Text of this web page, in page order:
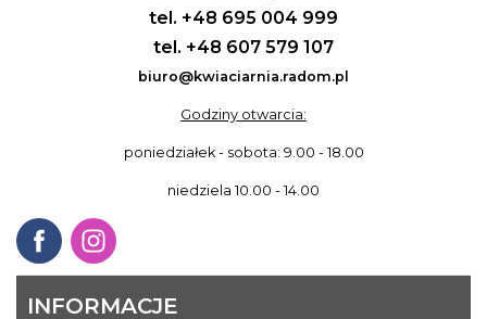
INFORMACJE
tel. +48 695 004 999
tel. +48 607 579 107
biuro@kwiaciarnia.radom.pl
Godziny otwarcia:
poniedziałek - sobota: 9.00 - 18.00
niedziela 10.00 - 14.00